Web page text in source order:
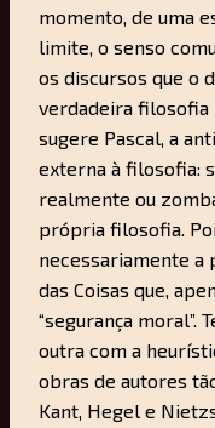
momento, de uma
limite, o senso
os discursos que o
verdadeira filosofia
sugere Pascal, a
externa à filosofia:
realmente ou
própria filosofia.
necessariamente a
das Coisas que,
“segurança moral”.
outra com a
obras de autores
Kant, Hegel e